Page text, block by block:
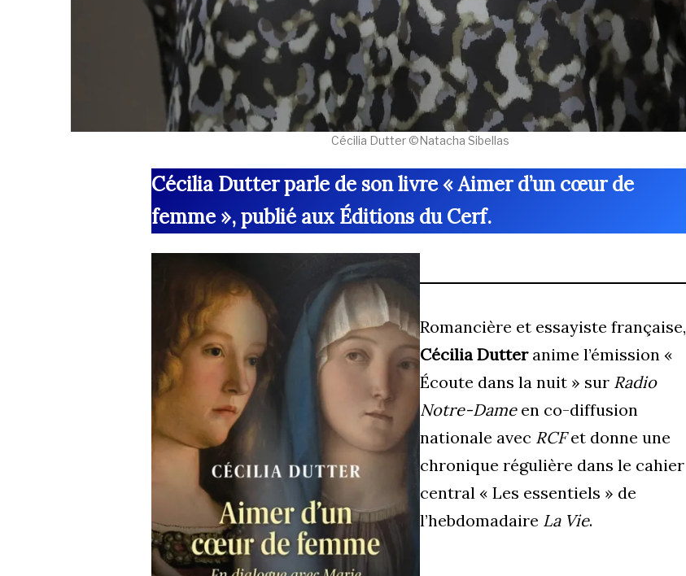
Cécilia Dutter ©Natacha Sibellas
Cécilia Dutter parle de son livre « Aimer d’un cœur de
femme », publié aux Éditions du Cerf.
Romancière et essayiste française,
Cécilia Dutteranime l’émission «
Écoute dans la nuit » sur Radio
Notre-Dameen co-diffusion
nationale avec RCFet donne une
chronique régulière dans le cahier
central « Les essentiels » de
l’hebdomadaire La Vie.